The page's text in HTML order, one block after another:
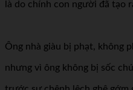
là do chính con người đã tạo
Ông nhà giàu bị phạt, không
nhưng vì ông không bị sốc